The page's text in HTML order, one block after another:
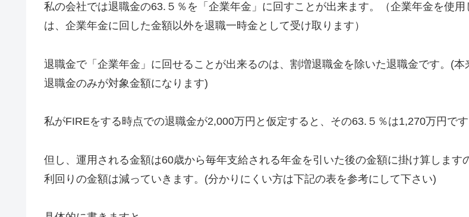
私の会社では退職金の63.５％を「企業年金」に回すことが出来ます。（企業年金を使用
は、企業年金に回した金額以外を退職一時金として受け取ります）
退職金で「企業年金」に回せることが出来るのは、割増退職金を除いた退職金です。(本
退職金のみが対象金額になります)
私がFIREをする時点での退職金が2,000万円と仮定すると、その63.５％は1,270万円です
但し、運用される金額は60歳から毎年支給される年金を引いた後の金額に掛け算します
利回りの金額は減っていきます。(分かりにくい方は下記の表を参考にして下さい)